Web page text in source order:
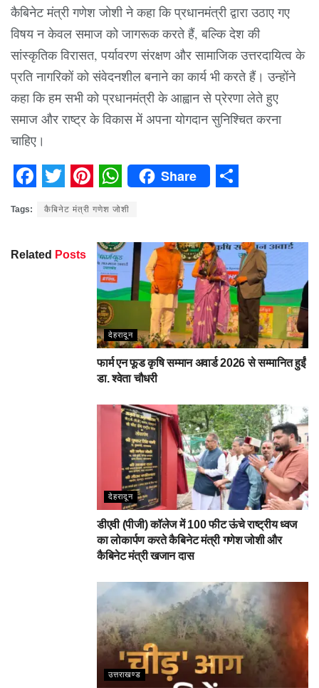
कैबिनेट मंत्री गणेश जोशी ने कहा कि प्रधानमंत्री द्वारा उठाए गए
विषय न केवल समाज को जागरूक करते हैं, बल्कि देश की
सांस्कृतिक विरासत, पर्यावरण संरक्षण और सामाजिक उत्तरदायित्व के
प्रति नागरिकों को संवेदनशील बनाने का कार्य भी करते हैं। उन्होंने
कहा कि हम सभी को प्रधानमंत्री के आह्वान से प्रेरणा लेते हुए
समाज और राष्ट्र के विकास में अपना योगदान सुनिश्चित करना
चाहिए।
Facebook
TwitterPinterest
WhatsApp
Share
Tags: कैबिनेट मंत्री गणेश जोशी
Related Posts
देहरादून
फार्म एन फूड कृषि सम्मान अवार्ड 2026 से सम्मानित हुईं
डा. श्वेता चौधरी
देहरादून
डीएवी (पीजी) कॉलेज में 100 फीट ऊंचे राष्ट्रीय ध्वज
का लोकार्पण करते कैबिनेट मंत्री गणेश जोशी और
कैबिनेट मंत्री खजान दास
उत्तराखण्ड